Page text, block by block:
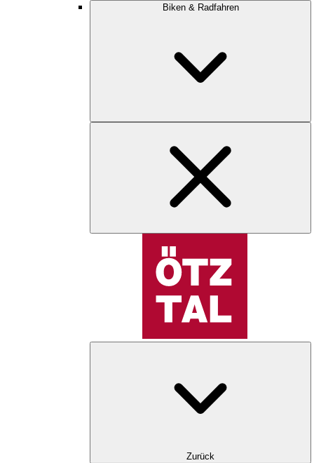
Biken & Radfahren
Zurück